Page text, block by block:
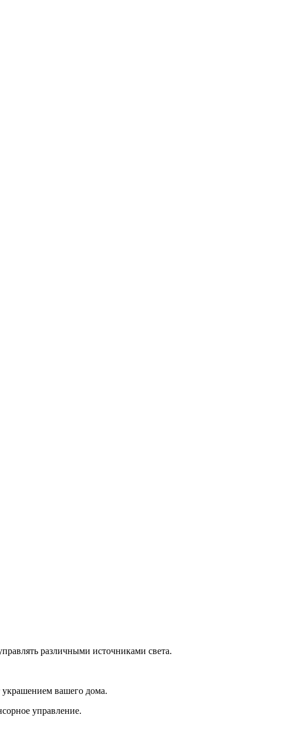
различными источниками света.
украшением вашего дома.
управление.